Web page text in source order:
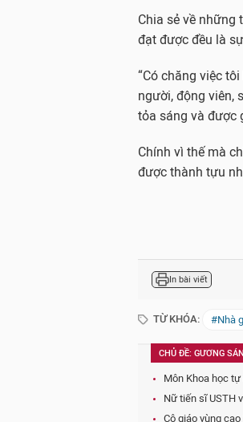
Chia sẻ về những
đạt được đều là
“Có chăng việc
người, động viên,
tỏa sáng và được
Chính vì thế mà
được thành tựu
In bài viết
TỪ KHÓA: #Nhà
CHỦ ĐỀ: GƯƠNG
Môn Khoa học
Nữ tiến sĩ USTH
Cô giáo vùng